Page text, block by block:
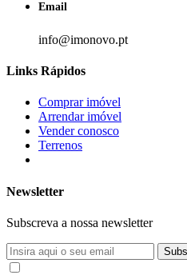
Email
info@imonovo.pt
Links Rápidos
Comprar imóvel
Arrendar imóvel
Vender conosco
Terrenos
Newsletter
Subscreva a nossa newsletter